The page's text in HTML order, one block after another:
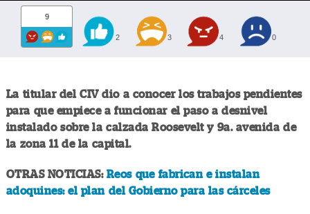
9
2 3 4 0
La titular del CIV dio a conocer los trabajos pendientes
para que empiece a funcionar el paso a desnivel
instalado sobre la calzada Roosevelt y 9a. avenida de
la zona 11 de la capital.
OTRAS NOTICIAS: Reos que fabrican e instalan
adoquines: el plan del Gobierno para las cárceles